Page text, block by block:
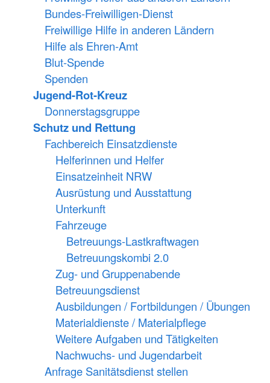
Bundes-Freiwilligen-Dienst
Freiwillige Hilfe in anderen Ländern
Hilfe als Ehren-Amt
Blut-Spende
Spenden
Jugend-Rot-Kreuz
Donnerstagsgruppe
Schutz und Rettung
Fachbereich Einsatzdienste
Helferinnen und Helfer
Einsatzeinheit NRW
Ausrüstung und Ausstattung
Unterkunft
Fahrzeuge
Betreuungs-Lastkraftwagen
Betreuungskombi 2.0
Zug- und Gruppenabende
Betreuungsdienst
Ausbildungen / Fortbildungen / Übungen
Materialdienste / Materialpflege
Weitere Aufgaben und Tätigkeiten
Nachwuchs- und Jugendarbeit
Anfrage Sanitätsdienst stellen